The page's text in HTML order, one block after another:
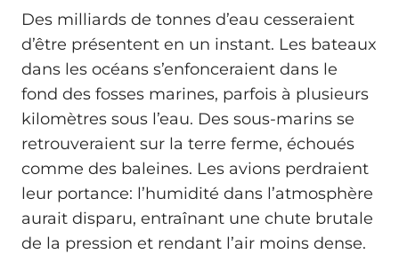
Des milliards de tonnes d’eau cesseraient
d’être présentent en un instant. Les bateaux
dans les océans s’enfonceraient dans le
fond des fosses marines, parfois à plusieurs
kilomètres sous l’eau. Des sous-marins se
retrouveraient sur la terre ferme, échoués
comme des baleines. Les avions perdraient
leur portance: l’humidité dans l’atmosphère
aurait disparu, entraînant une chute brutale
de la pression et rendant l’air moins dense.